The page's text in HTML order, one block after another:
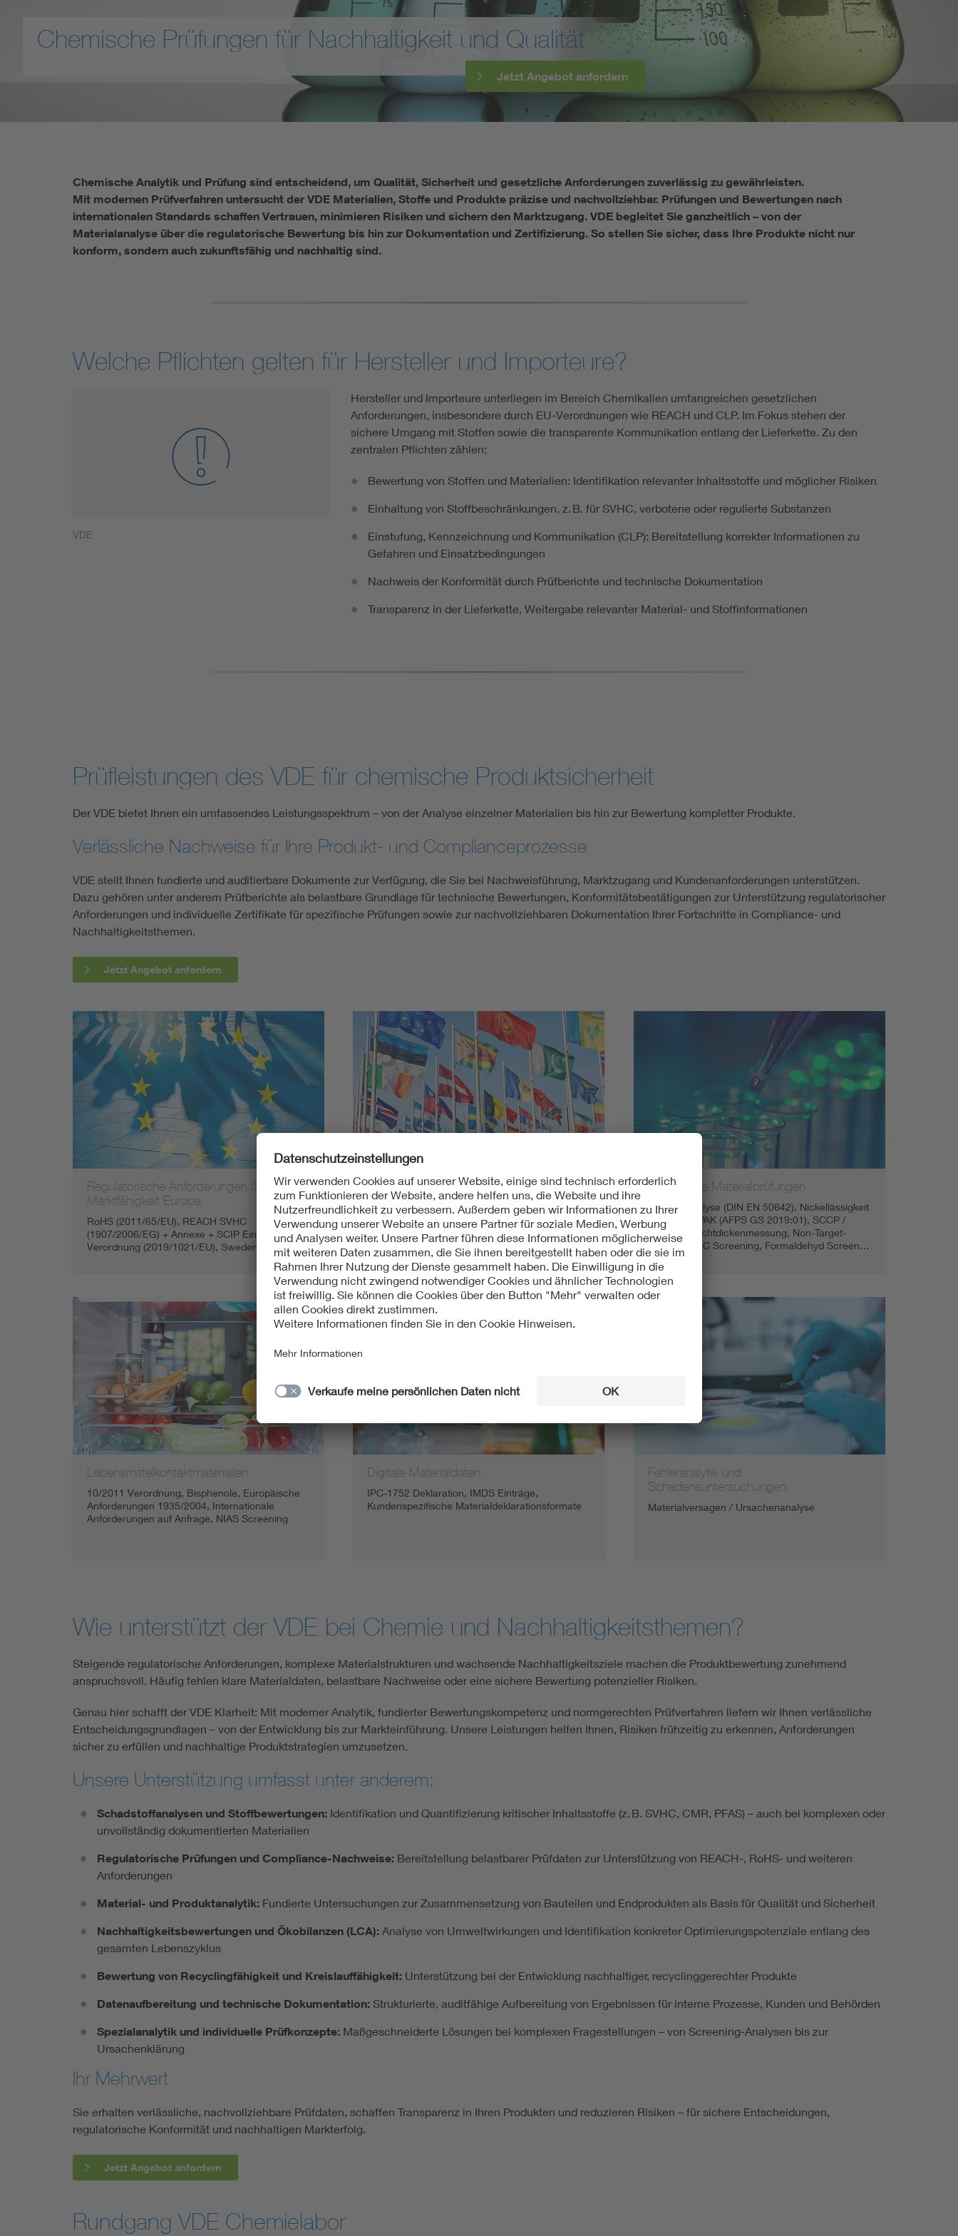
Standards
Energy storage
Functional safety
Renewable energies
Environmental Protection
Chemische Prüfungen für Nachhaltigkeit und Qualität
Jetzt Angebot anfordern
Chemische Analytik und Prüfung sind entscheidend, um Qualität, Sicherheit und gesetzliche Anforderungen zuverlässig zu gewährleisten.
Mit modernen Prüfverfahren untersucht der VDE Materialien, Stoffe und Produkte präzise und nachvollziehbar. Prüfungen und Bewertungen nach
internationalen Standards schaffen Vertrauen, minimieren Risiken und sichern den Marktzugang. VDE begleitet Sie ganzheitlich – von der
Materialanalyse über die regulatorische Bewertung bis hin zur Dokumentation und Zertifizierung. So stellen Sie sicher, dass Ihre Produkte nicht nur
konform, sondern auch zukunftsfähig und nachhaltig sind.
Welche Pflichten gelten für Hersteller und Importeure?
VDE
Hersteller und Importeure unterliegen im Bereich Chemikalien umfangreichen gesetzlichen
Anforderungen, insbesondere durch EU-Verordnungen wie REACH und CLP. Im Fokus stehen der
sichere Umgang mit Stoffen sowie die transparente Kommunikation entlang der Lieferkette. Zu den
zentralen Pflichten zählen:
Bewertung von Stoffen und Materialien: Identifikation relevanter Inhaltsstoffe und möglicher Risiken
Einhaltung von Stoffbeschränkungen, z. B. für SVHC, verbotene oder regulierte Substanzen
Einstufung, Kennzeichnung und Kommunikation (CLP): Bereitstellung korrekter Informationen zu
Gefahren und Einsatzbedingungen
Nachweis der Konformität durch Prüfberichte und technische Dokumentation
Transparenz in der Lieferkette, Weitergabe relevanter Material- und Stoffinformationen
Prüfleistungen des VDE für chemische Produktsicherheit
Der VDE bietet Ihnen ein umfassendes Leistungsspektrum – von der Analyse einzelner Materialien bis hin zur Bewertung kompletter Produkte.
Verlässliche Nachweise für Ihre Produkt- und Complianceprozesse
VDE stellt Ihnen fundierte und auditierbare Dokumente zur Verfügung, die Sie bei Nachweisführung, Marktzugang und Kundenanforderungen unterstützen.
Dazu gehören unter anderem Prüfberichte als belastbare Grundlage für technische Bewertungen, Konformitätsbestätigungen zur Unterstützung regulatorischer
Anforderungen und individuelle Zertifikate für spezifische Prüfungen sowie zur nachvollziehbaren Dokumentation Ihrer Fortschritte in Compliance- und
Nachhaltigkeitsthemen.
Jetzt Angebot anfordern
Regulatorische Anforderungen &
Marktfähigkeit Europa
RoHS (2011/65/EU), REACH SVHC
(1907/2006/EG) + Annexe + SCIP Einträge, POP-
Verordnung (2019/1021/EU), Sweden Tax Act (…
Internationale Anforderungen
China RoHS, SASO Saudi-Arabien, UAE RoHS,
Kritische "Non-Metallic Materials"
(CQC‑C0701‑2017), TSCA, Cal Prop 65
Spezifische Materialprüfungen
Halogenanalyse (DIN EN 50642), Nickellässigkeit
(EN 1811), PAK (AFPS GS 2019:01), SCCP /
MCCP, Schichtdickenmessung, Non-Target-
Analytik, VOC Screening, Formaldehyd Screen…
Lebensmittelkontaktmaterialien
10/2011 Verordnung, Bisphenole, Europäische
Anforderungen 1935/2004, Internationale
Anforderungen auf Anfrage, NIAS Screening
Digitale Materialdaten
IPC-1752 Deklaration, IMDS Einträge,
Kundenspezifische Materialdeklarationsformate
Fehleranalytik und
Schadensuntersuchungen
Materialversagen / Ursachenanalyse
Wie unterstützt der VDE bei Chemie und Nachhaltigkeitsthemen?
Steigende regulatorische Anforderungen, komplexe Materialstrukturen und wachsende Nachhaltigkeitsziele machen die Produktbewertung zunehmend
anspruchsvoll. Häufig fehlen klare Materialdaten, belastbare Nachweise oder eine sichere Bewertung potenzieller Risiken.
Genau hier schafft der VDE Klarheit: Mit moderner Analytik, fundierter Bewertungskompetenz und normgerechten Prüfverfahren liefern wir Ihnen verlässliche
Entscheidungsgrundlagen – von der Entwicklung bis zur Markteinführung. Unsere Leistungen helfen Ihnen, Risiken frühzeitig zu erkennen, Anforderungen
sicher zu erfüllen und nachhaltige Produktstrategien umzusetzen.
Unsere Unterstützung umfasst unter anderem:
Schadstoffanalysen und Stoffbewertungen: Identifikation und Quantifizierung kritischer Inhaltsstoffe (z. B. SVHC, CMR, PFAS) – auch bei komplexen oder
unvollständig dokumentierten Materialien
Regulatorische Prüfungen und Compliance-Nachweise: Bereitstellung belastbarer Prüfdaten zur Unterstützung von REACH-, RoHS- und weiteren
Anforderungen
Material- und Produktanalytik: Fundierte Untersuchungen zur Zusammensetzung von Bauteilen und Endprodukten als Basis für Qualität und Sicherheit
Nachhaltigkeitsbewertungen und Ökobilanzen (LCA): Analyse von Umweltwirkungen und Identifikation konkreter Optimierungspotenziale entlang des
gesamten Lebenszyklus
Bewertung von Recyclingfähigkeit und Kreislauffähigkeit: Unterstützung bei der Entwicklung nachhaltiger, recyclinggerechter Produkte
Datenaufbereitung und technische Dokumentation: Strukturierte, auditfähige Aufbereitung von Ergebnissen für interne Prozesse, Kunden und Behörden
Spezialanalytik und individuelle Prüfkonzepte: Maßgeschneiderte Lösungen bei komplexen Fragestellungen – von Screening-Analysen bis zur
Ursachenklärung
Ihr Mehrwert
Sie erhalten verlässliche, nachvollziehbare Prüfdaten, schaffen Transparenz in Ihren Produkten und reduzieren Risiken – für sichere Entscheidungen,
regulatorische Konformität und nachhaltigen Markterfolg.
Jetzt Angebot anfordern
Rundgang VDE Chemielabor